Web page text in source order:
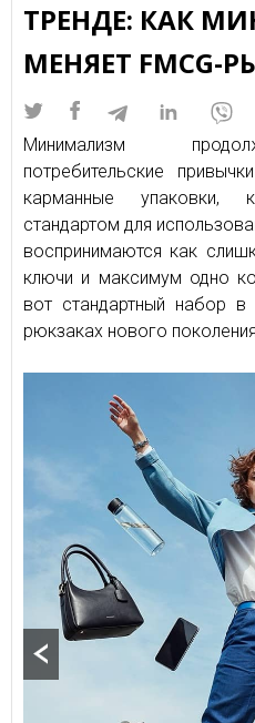
ТРЕНДЕ: КАК
МЕНЯЕТ FMCG-
Минимализм
потребительские
карманные упаковки,
стандартом для
воспринимаются как
ключи и максимум одно
вот стандартный набор в
рюкзаках нового